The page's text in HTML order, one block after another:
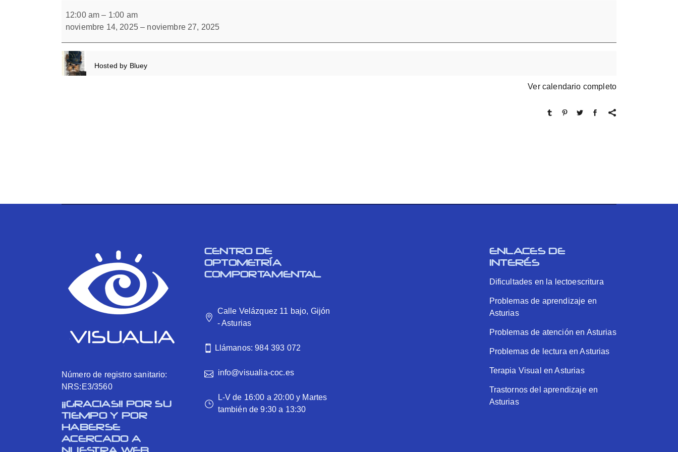
de
símbolos
con
12:00 am – 1:00 am
noviembre 14, 2025 – noviembre 27, 2025
Hosted by Bluey
Ver calendario completo
Número de registro sanitario:
NRS:E3/3560
¡¡GRACIAS!! POR SU
TIEMPO Y POR
HABERSE
ACERCADO A
CENTRO DE
OPTOMETRÍA
COMPORTAMENTAL
Calle Velázquez 11 bajo, Gijón
- Asturias
Llámanos: 984 393 072
info@visualia-coc.es
L-V de 16:00 a 20:00 y Martes
también de 9:30 a 13:30
ENLACES DE
INTERÉS
Dificultades en la lectoescritura
Problemas de aprendizaje en
Asturias
Problemas de atención en Asturias
Problemas de lectura en Asturias
Terapia Visual en Asturias
Trastornos del aprendizaje en
Asturias